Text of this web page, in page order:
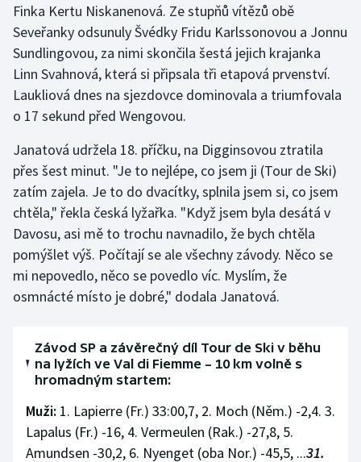
Finka Kertu Niskanenová. Ze stupňů vítězů obě
Seveřanky odsunuly Švédky Fridu Karlssonovou a Jonnu
Sundlingovou, za nimi skončila šestá jejich krajanka
Linn Svahnová, která si připsala tři etapová prvenství.
Laukliová dnes na sjezdovce dominovala a triumfovala
o 17 sekund před Wengovou.
Janatová udržela 18. příčku, na Digginsovou ztratila
přes šest minut. "Je to nejlépe, co jsem ji (Tour de Ski)
zatím zajela. Je to do dvacítky, splnila jsem si, co jsem
chtěla," řekla česká lyžařka. "Když jsem byla desátá v
Davosu, asi mě to trochu navnadilo, že bych chtěla
pomýšlet výš. Počítají se ale všechny závody. Něco se
mi nepovedlo, něco se povedlo víc. Myslím, že
osmnácté místo je dobré," dodala Janatová.
Závod SP a závěrečný díl Tour de Ski v běhu
na lyžích ve Val di Fiemme – 10 km volně s
hromadným startem:
Muži: 1. Lapierre (Fr.) 33:00,7, 2. Moch (Něm.) -2,4. 3.
Lapalus (Fr.) -16, 4. Vermeulen (Rak.) -27,8, 5.
Amundsen -30,2, 6. Nyenget (oba Nor.) -45,5, ...31.